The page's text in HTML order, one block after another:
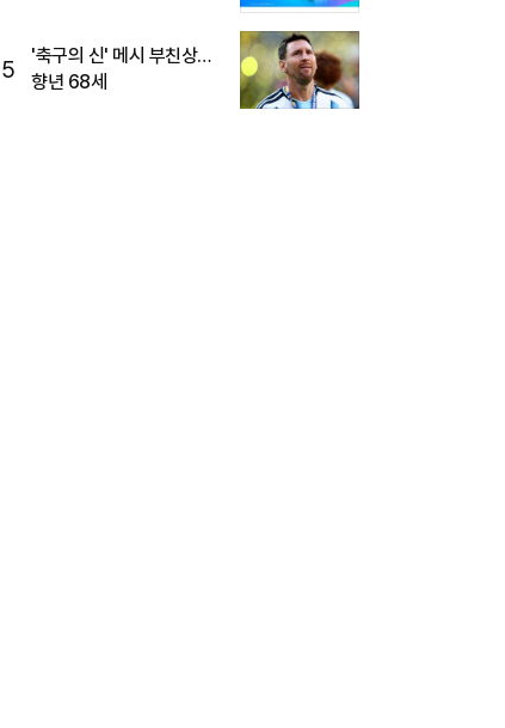
5
'축구의 신' 메시 부친상…
향년 68세